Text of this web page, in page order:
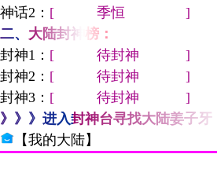
神话2： [ 季恒 ]
二、大陆封神榜：
封神1： [ 待封神 ]
封神2： [ 待封神 ]
封神3： [ 待封神 ]
》》》进入封神台寻找大陆姜子牙
【我的大陆】